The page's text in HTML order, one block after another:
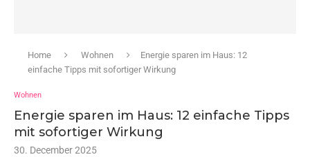
Home Wohnen
Energie sparen im Haus: 12
einfache Tipps mit sofortiger Wirkung
Wohnen
Energie sparen im Haus: 12 einfache Tipps
mit sofortiger Wirkung
30. December 2025